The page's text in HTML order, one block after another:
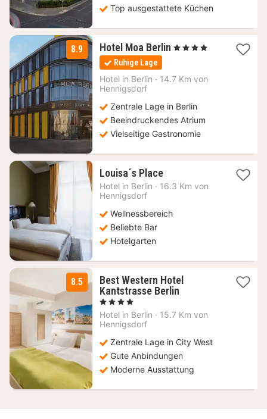
Top ausgestattete Küchen
8.9 Hotel Moa Berlin 2
99,01
, 4 Sterne
Ruhige Lage
Hotel in Berlin · 14.7 Km von
Hennigsdorf
Zentrale Lage in Berlin
Beeindruckendes Atrium
Vielseitige Gastronomie
Louisa´s Place1
Nacht
€
Hotel in Berlin · 16.3 Km von
Hennigsdorf
Wellnessbereich
Beliebte Bar
Hotelgarten
8.5
Best Western Hotel
Kantstrasse Berlin1
ab
, 4 Sterne
Hotel in Berlin · 15.7 Km von
Hennigsdorf
Zentrale Lage in City West
Gute Anbindungen
Moderne Ausstattung